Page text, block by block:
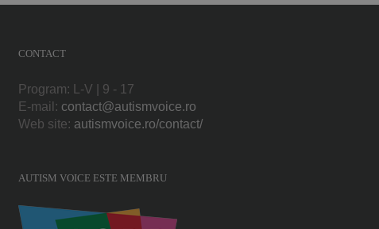
CONTACT
Program: L-V | 9 - 17
E-mail: contact@autismvoice.ro
Web site: autismvoice.ro/contact/
AUTISM VOICE ESTE MEMBRU